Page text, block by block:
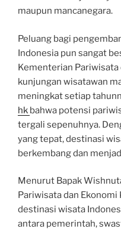
maupun mancanegara.
Peluang bagi
Indonesia pun sangat
Kementerian
kunjungan wisatawan
meningkat setiap
hk bahwa potensi
tergali sepenuhnya.
yang tepat, destinasi
berkembang dan
Menurut Bapak
Pariwisata dan
destinasi wisata
antara pemerintah,